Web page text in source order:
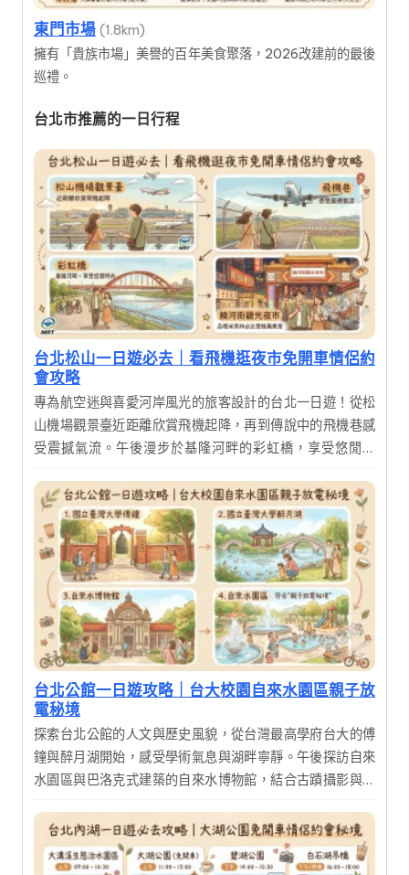
東門市場 (1.8km)
擁有「貴族市場」美譽的百年美食聚落，2026改建前的最後
巡禮。
台北市推薦的一日行程
台北松山一日遊必去｜看飛機逛夜市免開車情侶約
會攻略
專為航空迷與喜愛河岸風光的旅客設計的台北一日遊！從松
山機場觀景臺近距離欣賞飛機起降，再到傳說中的飛機巷感
受震撼氣流。午後漫步於基隆河畔的彩虹橋，享受悠閒時
美結束充實的一天。
台北公館一日遊攻略｜台大校園自來水園區親子放
電秘境
探索台北公館的人文與歷史風貌，從台灣最高學府台大的傅
鐘與醉月湖開始，感受學術氣息與湖畔寧靜。午後探訪自來
水園區與巴洛克式建築的自來水博物館，結合古蹟攝影與生
行，適合喜愛深度漫遊的您。